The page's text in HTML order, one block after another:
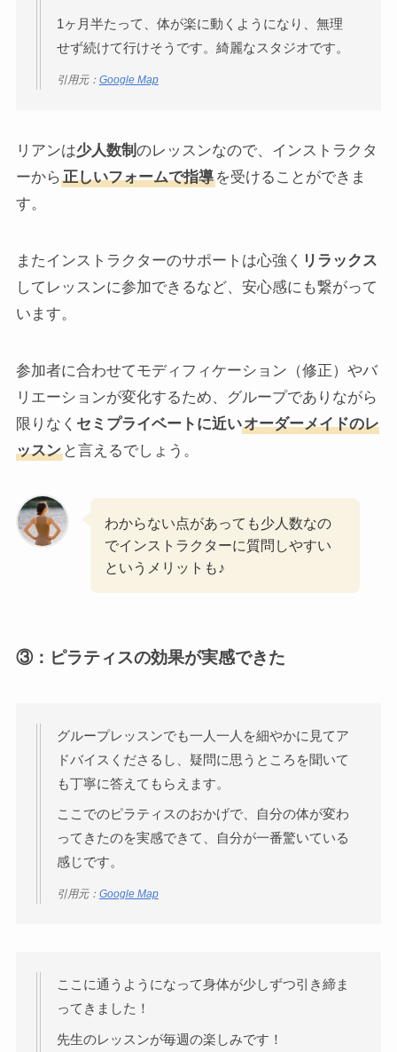
1ヶ月半たって、体が楽に動くようになり、無理
せず続けて行けそうです。綺麗なスタジオです。
引用元： Google Map
リアンは少人数制 のレッスンなので、インストラクタ
ーから 正しいフォームで指導を受けることができま
す。
またインストラクターのサポートは心強く リラックス
してレッスンに参加できるなど、安心感にも繋がって
います。
参加者に合わせてモディフィケーション（修正）やバ
リエーションが変化するため、グループでありながら
限りなく セミプライベートに近いオーダーメイドのレ
ッスンと言えるでしょう。
わからない点があっても少人数なの
でインストラクターに質問しやすい
というメリットも♪
③：ピラティスの効果が実感できた
グループレッスンでも一人一人を細やかに見てア
ドバイスくださるし、疑問に思うところを聞いて
も丁寧に答えてもらえます。
ここでのピラティスのおかげで、自分の体が変わ
ってきたのを実感できて、自分が一番驚いている
感じです。
引用元： Google Map
ここに通うようになって身体が少しずつ引き締ま
ってきました！
先生のレッスンが毎週の楽しみです！